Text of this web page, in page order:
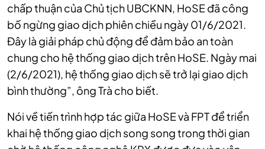
chấp thuận của Chủ tịch UBCKNN, HoSE đã công
bố ngừng giao dịch phiên chiều ngày 01/6/2021.
Đây là giải pháp chủ động để đảm bảo an toàn
chung cho hệ thống giao dịch trên HoSE. Ngày mai
(2/6/2021), hệ thống giao dịch sẽ trở lại giao dịch
bình thường”, ông Trà cho biết.
Nói về tiến trình hợp tác giữa HoSE và FPT để triển
khai hệ thống giao dịch song song trong thời gian